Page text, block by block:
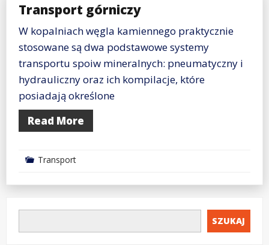
Transport górniczy
W kopalniach węgla kamiennego praktycznie
stosowane są dwa podstawowe systemy
transportu spoiw mineralnych: pneumatyczny i
hydrauliczny oraz ich kompilacje, które
posiadają określone
Read More
Transport
SZUKAJ